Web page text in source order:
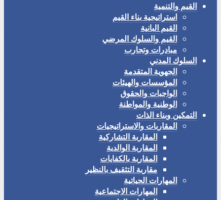
القيم والتنمية
استراتيجية بناء القيم
القيم البانية
القيم والسلوك المرضي
مبادرات وتجارب
السلوك المدني
الجهوية المتقدمة
المؤسسات والهيئات
الواجبات والحقوق
الوطنية والمواطنة
التمكين وبناء الذات
المقاربات والاستراتيجيات
المقاربة التشاركية
المقاربة الوالدية
المقاربة بالكفايات
مقاربة التثقيف بالنظير
المهارات الحياتية
المهارات الاجتماعية